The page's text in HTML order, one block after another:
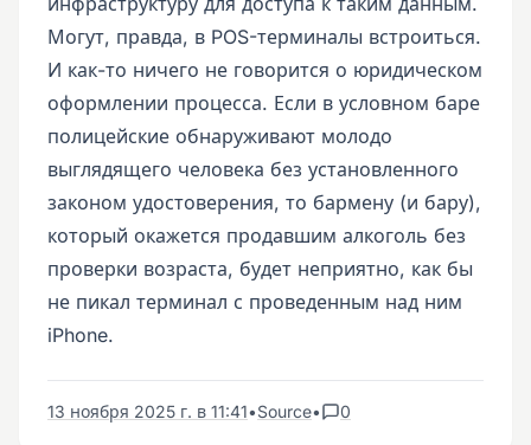
Могут, правда, в POS-терминалы встроиться.
И как-то ничего не говорится о юридическом
оформлении процесса. Если в условном баре
полицейские обнаруживают молодо
выглядящего человека без установленного
законом удостоверения, то бармену (и бару),
который окажется продавшим алкоголь без
проверки возраста, будет неприятно, как бы
не пикал терминал с проведенным над ним
iPhone.
13 ноября 2025 г. в 11:41•Source• 0